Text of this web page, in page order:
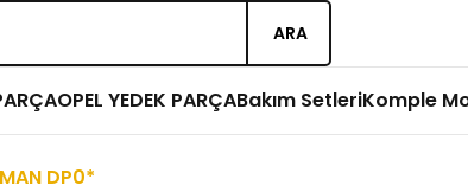
ARA
OPEL YEDEK PARÇABakım SetleriKomple
DP0*